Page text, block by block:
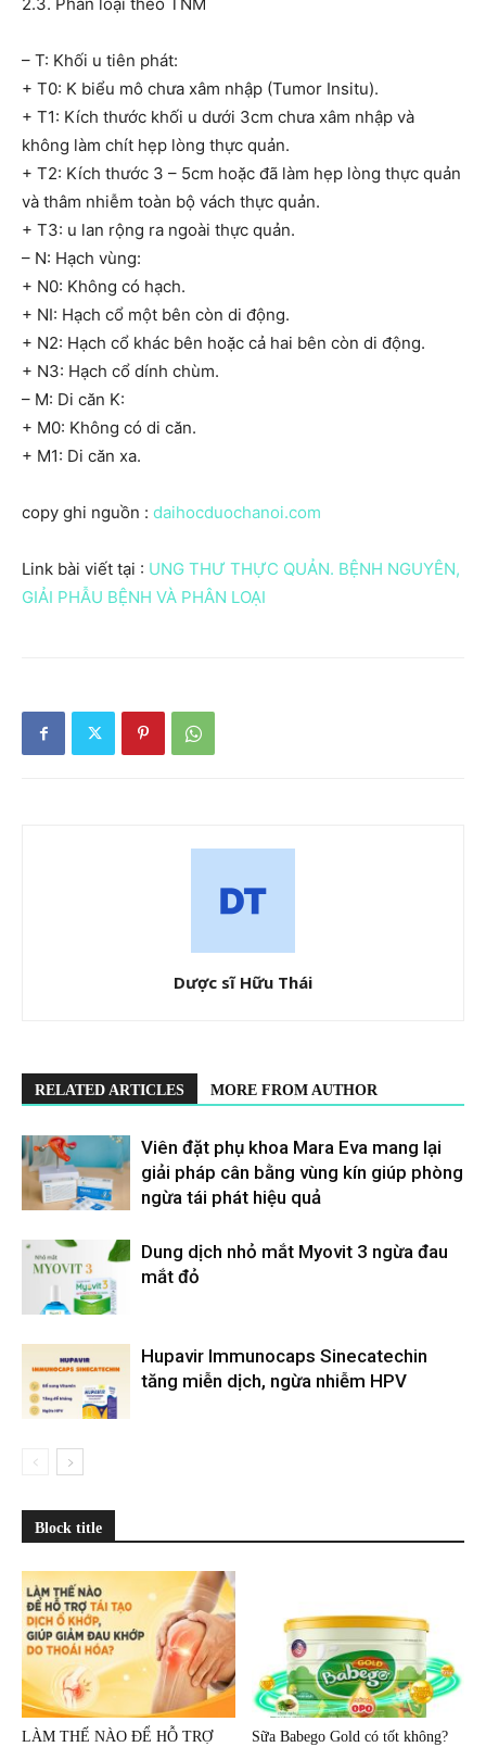
– T: Khối u tiên phát:
+ T0: K biểu mô chưa xâm nhập (Tumor Insitu).
+ T1: Kích thước khối u dưới 3cm chưa xâm nhập và
không làm chít hẹp lòng thực quản.
+ T2: Kích thước 3 – 5cm hoặc đã làm hẹp lòng thực quản
và thâm nhiễm toàn bộ vách thực quản.
+ T3: u lan rộng ra ngoài thực quản.
– N: Hạch vùng:
+ N0: Không có hạch.
+ NI: Hạch cổ một bên còn di động.
+ N2: Hạch cổ khác bên hoặc cả hai bên còn di động.
+ N3: Hạch cổ dính chùm.
– M: Di căn K:
+ M0: Không có di căn.
+ M1: Di căn xa.
copy ghi nguồn : daihocduochanoi.com
Link bài viết tại : UNG THƯ THỰC QUẢN. BỆNH NGUYÊN,
GIẢI PHẪU BỆNH VÀ PHÂN LOẠI
Dược sĩ Hữu Thái
RELATED ARTICLES MORE FROM AUTHOR
Viên đặt phụ khoa Mara Eva mang lại
giải pháp cân bằng vùng kín giúp phòng
ngừa tái phát hiệu quả
Dung dịch nhỏ mắt Myovit 3 ngừa đau
mắt đỏ
Hupavir Immunocaps Sinecatechin
tăng miễn dịch, ngừa nhiễm HPV
Block title
LÀM THẾ NÀO ĐỂ HỖ TRỢ
Sữa Babego Gold có tốt không?